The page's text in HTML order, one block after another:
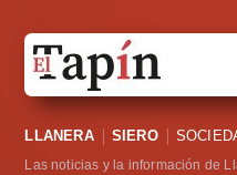
Sociedad
LLANERA SIERO
Las noticias y la información de